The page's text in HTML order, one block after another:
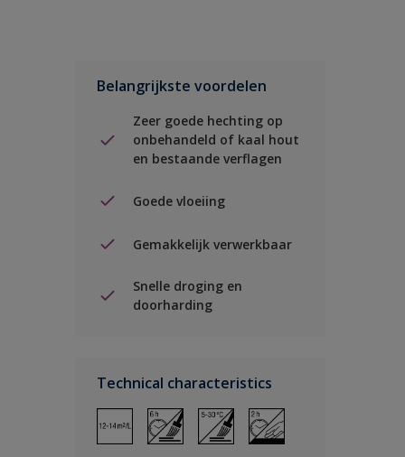
Belangrijkste voordelen
Zeer goede hechting op
onbehandeld of kaal hout
en bestaande verflagen
Goede vloeiing
Gemakkelijk verwerkbaar
Snelle droging en
doorharding
Technical characteristics